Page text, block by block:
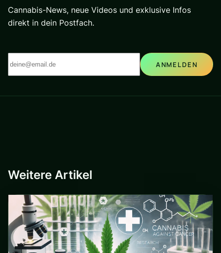
Cannabis-News, neue Videos und exklusive Infos
direkt in dein Postfach.
ANMELDEN
Weitere Artikel